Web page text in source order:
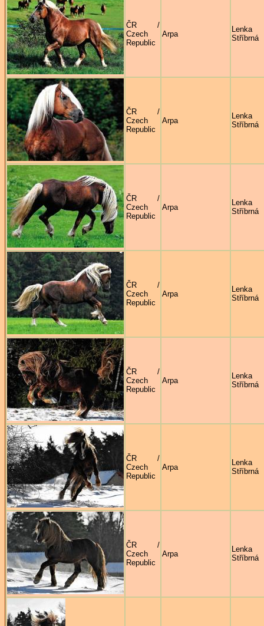
ČR /
Czech
Republic
Arpa
Lenka
Stříbrná
ČR /
Czech
Republic
Arpa
Lenka
Stříbrná
ČR /
Czech
Republic
Arpa
Lenka
Stříbrná
ČR /
Czech
Republic
Arpa
Lenka
Stříbrná
ČR /
Czech
Republic
Arpa
Lenka
Stříbrná
ČR /
Czech
Republic
Arpa
Lenka
Stříbrná
ČR /
Czech
Republic
Arpa
Lenka
Stříbrná